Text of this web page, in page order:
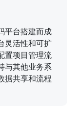
平台搭建而成
灵活性和可扩
置项目管理流
与其他业务系
据共享和流程